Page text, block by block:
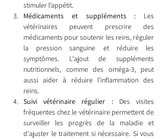
stimuler l’appétit.
Médicaments et suppléments : Les
vétérinaires peuvent prescrire des
médicaments pour soutenir les reins, réguler
la pression sanguine et réduire les
symptômes. L'ajout de suppléments
nutritionnels, comme des oméga-3, peut
aussi aider à réduire l’inflammation des
reins.
Suivi vétérinaire régulier : Des visites
fréquentes chez le vétérinaire permettent de
surveiller les progrès de la maladie et
d'ajuster le traitement si nécessaire. Si vous